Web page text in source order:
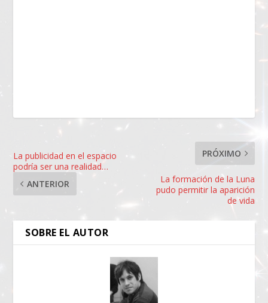
La publicidad en el espacio
podría ser una realidad…
ANTERIOR
PRÓXIMO
La formación de la Luna
pudo permitir la aparición
de vida
SOBRE EL AUTOR